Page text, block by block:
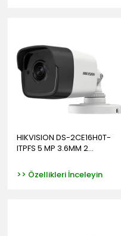
HIKVISION DS-2CE16H0T-
ITPFS 5 MP 3.6MM 2...
>> Özellikleri İnceleyin